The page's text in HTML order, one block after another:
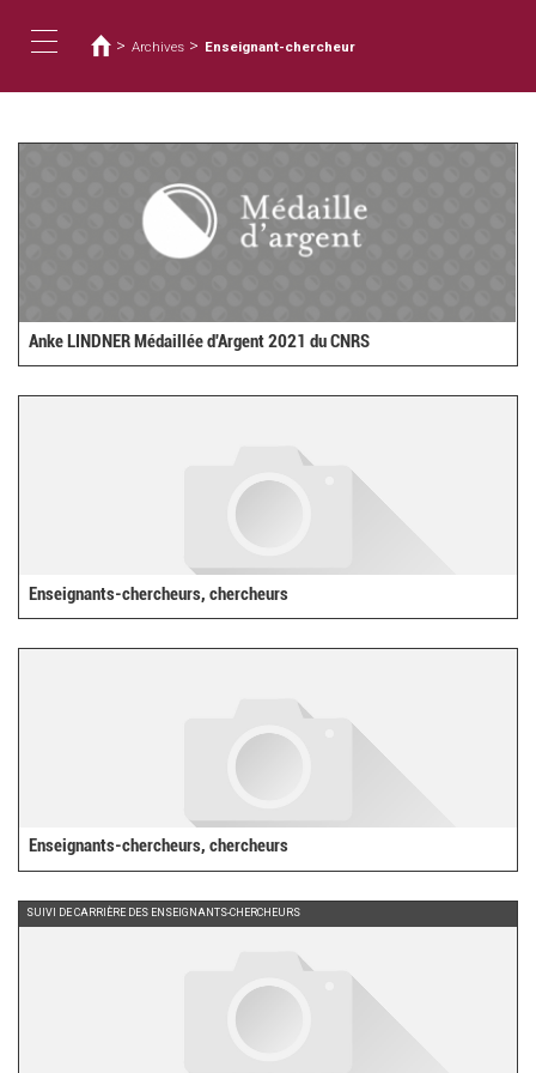
contenido
está
aquí
> Archives > Enseignant-chercheur
Anke LINDNER Médaillée d'Argent 2021 du CNRS
Enseignants-chercheurs, chercheurs
Enseignants-chercheurs, chercheurs
SUIVI DE CARRIÈRE DES ENSEIGNANTS-CHERCHEURS